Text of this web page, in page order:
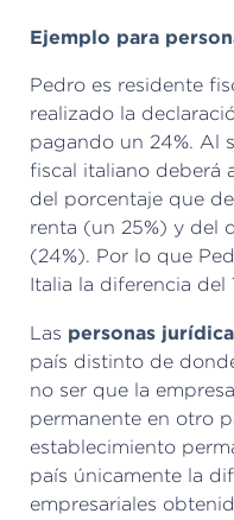
Ejemplo para
Pedro es residente
realizado la
pagando un 24%. Al
fiscal italiano deberá
del porcentaje que
renta (un 25%) y del
(24%). Por lo que
Italia la diferencia del
Las personas
país distinto de
no ser que la
permanente en otro
establecimiento
país únicamente la
empresariales